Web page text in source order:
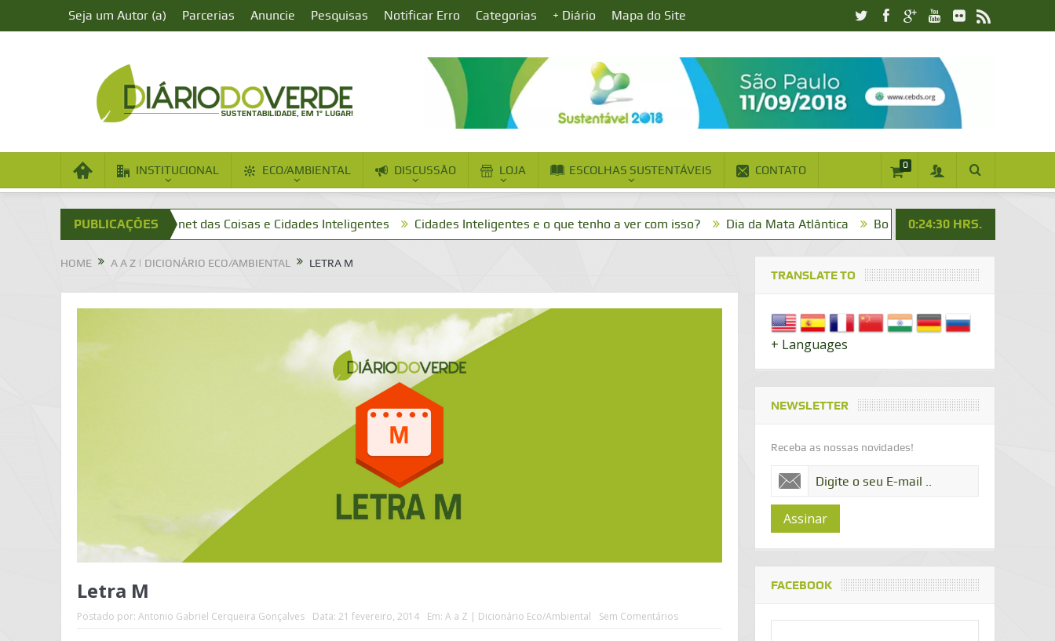
Seja um Autor (a) Parcerias Anuncie Pesquisas Notificar Erro Categorias + Diário Mapa do Site
INSTITUCIONAL ECO/AMBIENTAL DISCUSSÃO LOJA ESCOLHAS SUSTENTÁVEIS CONTATO 0
PUBLICAÇÕES
Internet das Coisas e Cidades Inteligentes Cidades Inteligentes e o que tenho a ver com isso? Dia da Mata Atlântica Bom dia! Vai um cafezinho?
0:24:31 HRS.
HOME A A Z | DICIONÁRIO ECO/AMBIENTAL LETRA M
Letra M
Postado por: Antonio Gabriel Cerqueira Gonçalves Data: 21 fevereiro, 2014 Em: A a Z | Dicionário Eco/Ambiental Sem Comentários
TRANSLATE TO
+ Languages
NEWSLETTER
Receba as nossas novidades!
Assinar
FACEBOOK